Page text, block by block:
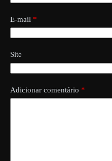
E-mail *
Site
Adicionar comentário *